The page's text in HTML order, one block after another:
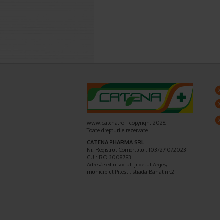
www.catena.ro - copyright 2026,
Toate drepturile rezervate
CATENA PHARMA SRL
Nr. Registrul Comerţului: J03/2710/2023
CUI: RO 3008793
Adresă sediu social: judetul Argeş,
municipiul Piteşti, strada Banat nr.2